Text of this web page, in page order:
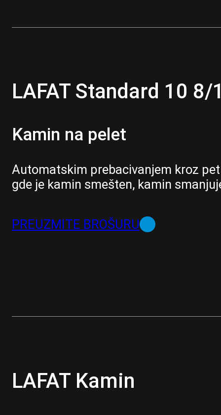
LAFAT Standard 10
Kamin na pelet
Automatskim prebacivanjem kroz
gde je kamin smešten, kamin
PREUZMITE BROŠURU
LAFAT Kamin